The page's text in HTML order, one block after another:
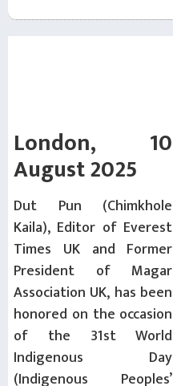
London, 10
August 2025
Dut Pun (Chimkhole
Kaila), Editor of Everest
Times UK and Former
President of Magar
Association UK, has been
honored on the occasion
of the 31st World
Indigenous Day
(Indigenous Peoples’